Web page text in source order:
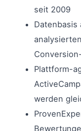
seit 2009
Datenbasis
Plattform-
werden